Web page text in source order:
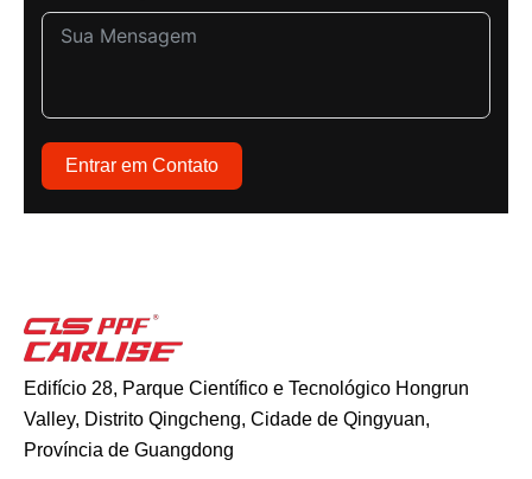
Entrar em Contato
Edifício 28, Parque Científico e Tecnológico Hongrun
Valley, Distrito Qingcheng, Cidade de Qingyuan,
Província de Guangdong